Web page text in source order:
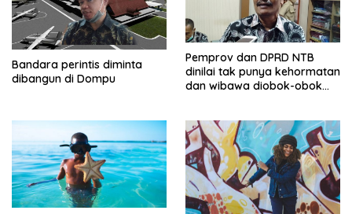
Bandara perintis diminta
dibangun di Dompu
Pemprov dan DPRD NTB
dinilai tak punya kehormatan
dan wibawa diobok-obok